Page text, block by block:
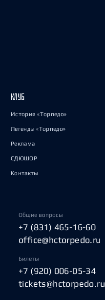
КЛУБ
История «Торпедо»
Легенды «Торпедо»
Реклама
СДЮШОР
Контакты
Общие вопросы
+7 (831) 465-16-60
office@hctorpedo.ru
Билеты
+7 (920) 006-05-34
tickets@hctorpedo.ru